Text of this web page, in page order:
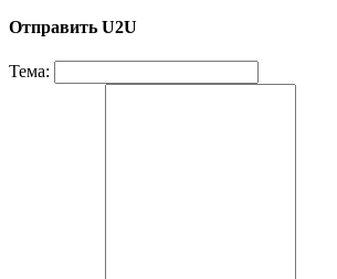
Отправить U2U
Тема: